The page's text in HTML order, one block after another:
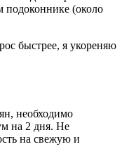
подоконнике (около
быстрее, я укореняю
необходимо
на 2 дня. Не
на свежую и